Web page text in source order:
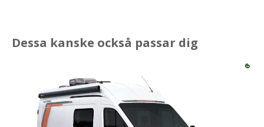
Dessa kanske också passar dig